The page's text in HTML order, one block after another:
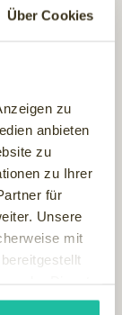
Über Cookies
zu
anbieten
zu
zu Ihrer
für
Unsere
mit
zudem
bei Fieber,
38 Grad
Steigt das
mit
Heißer
Zitronensaft -